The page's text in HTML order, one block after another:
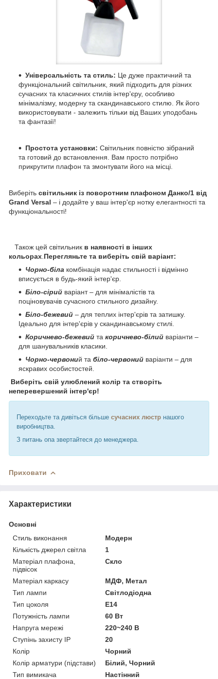
Універсальність та стиль: Це дуже практичний та
функціональний світильник, який підходить для різних
сучасних та класичних стилів інтер'єру, особливо
мінімалізму, модерну та скандинавського стилю. Як його
використовувати - залежить тільки від Ваших уподобань
та фантазії!
Простота установки: Світильник повністю зібраний
та готовий до встановлення. Вам просто потрібно
прикрутити плафон та змонтувати його на місці.
Виберіть світильник із поворотним плафоном Данко/1 від
Grand Versal – і додайте у ваш інтер'єр нотку елегантності та
функціональності!
Також цей світильник в наявності в інших
кольорах Перегляньте та виберіть свій варіант:
Чорно-біла комбінація надає стильності і відмінно
вписується в будь-який інтер'єр.
Біло-сірий варіант – для мінімалістів та
поціновувачів сучасного стильного дизайну.
Біло-бежевий – для теплих інтер'єрів та затишку.
Ідеально для інтер'єрів у скандинавському стилі.
Коричнево-бежевий та коричнево-білий варіанти –
для шанувальників класики.
Чорно-червоний та біло-червоний варіанти – для
яскравих особистостей.
Виберіть свій улюблений колір та створіть
неперевершений інтер'єр!
Переходьте та дивіться більше сучасних люстр нашого
виробництва.
З питань опа звертайтеся до менеджера.
Приховати
Характеристики
Основні
Стиль виконання
Модерн
Кількість джерел світла
1
Матеріал плафона,
підвісок
Скло
Матеріал каркасу
МДФ, Метал
Тип лампи
Світлодіодна
Тип цоколя
E14
Потужність лампи
60 Вт
Напруга мережі
220~240 В
Ступінь захисту IP
20
Колір
Чорний
Колір арматури (підстави)
Білий, Чорний
Тип вимикача
Настінний